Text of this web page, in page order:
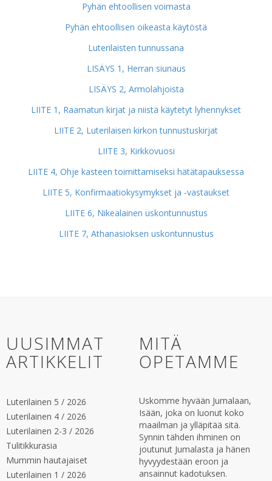
Pyhän ehtoollisen voimasta
Pyhän ehtoollisen oikeasta käytöstä
Luterilaisten tunnussana
LISÄYS 1, Herran siunaus
LISÄYS 2, Armolahjoista
LIITE 1, Raamatun kirjat ja niistä käytetyt lyhennykset
LIITE 2, Luterilaisen kirkon tunnustuskirjat
LIITE 3, Kirkkovuosi
LIITE 4, Ohje kasteen toimittamiseksi hätätapauksessa
LIITE 5, Konfirmaatiokysymykset ja -vastaukset
LIITE 6, Nikealainen uskontunnustus
LIITE 7, Athanasioksen uskontunnustus
UUSIMMAT
ARTIKKELIT
Luterilainen 5 / 2026
Luterilainen 4 / 2026
Luterilainen 2-3 / 2026
Tulitikkurasia
Mummin hautajaiset
Luterilainen 1 / 2026
MITÄ
OPETAMME
Uskomme hyvään Jumalaan,
Isään, joka on luonut koko
maailman ja ylläpitää sitä.
Synnin tähden ihminen on
joutunut Jumalasta ja hänen
hyvyydestään eroon ja
ansainnut kadotuksen.